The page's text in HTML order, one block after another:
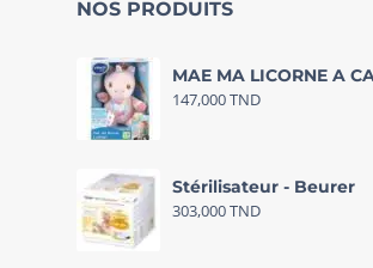
NOS PRODUITS
MAE MA LICORNE A
147,000TND
Stérilisateur - Beurer
303,000TND